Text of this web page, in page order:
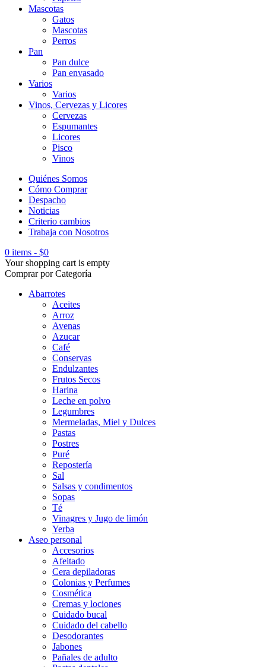
Mascotas
Gatos
Mascotas
Perros
Pan
Pan dulce
Pan envasado
Varios
Varios
Vinos, Cervezas y Licores
Cervezas
Espumantes
Licores
Pisco
Vinos
Quiénes Somos
Cómo Comprar
Despacho
Noticias
Criterio cambios
Trabaja con Nosotros
0 items - $0
Your shopping cart is empty
Comprar por Categoría
Abarrotes
Aceites
Arroz
Avenas
Azucar
Café
Conservas
Endulzantes
Frutos Secos
Harina
Leche en polvo
Legumbres
Mermeladas, Miel y Dulces
Pastas
Postres
Puré
Repostería
Sal
Salsas y condimentos
Sopas
Té
Vinagres y Jugo de limón
Yerba
Aseo personal
Accesorios
Afeitado
Cera depiladoras
Colonias y Perfumes
Cosmética
Cremas y lociones
Cuidado bucal
Cuidado del cabello
Desodorantes
Jabones
Pañales de adulto